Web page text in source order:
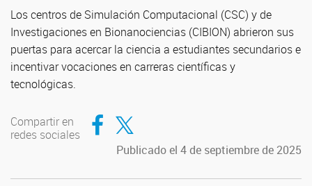
Los centros de Simulación Computacional (CSC) y de
Investigaciones en Bionanociencias (CIBION) abrieron sus
puertas para acercar la ciencia a estudiantes secundarios e
incentivar vocaciones en carreras científicas y
tecnológicas.
Compartir en
redes sociales
Compartir en Facebook
Compartir en Twitter
Publicado el 4 de septiembre de 2025